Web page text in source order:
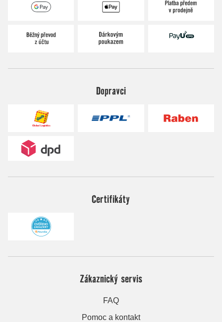
Dopravci
Certifikáty
Zákaznický servis
FAQ
Pomoc a kontakt